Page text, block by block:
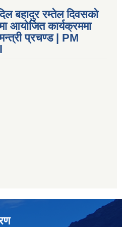
बहादुर रम्तेल दिवसको
आयोजित कार्यक्रममा
प्रचण्ड | PM